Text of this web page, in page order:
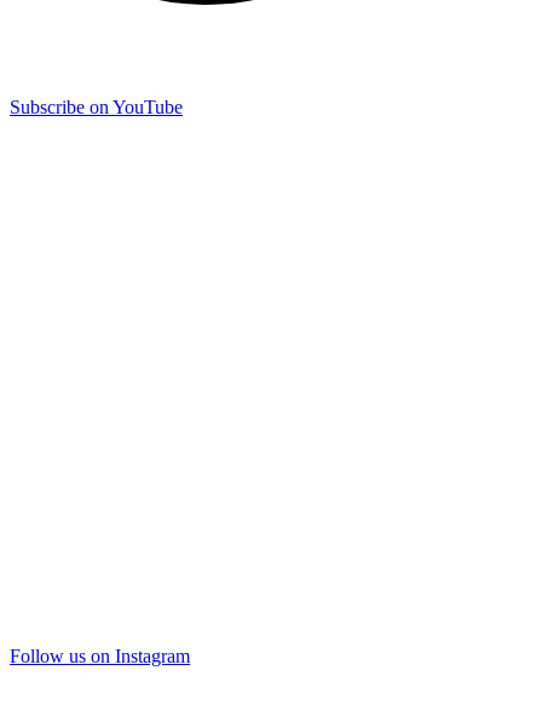
Subscribe on YouTube
Follow us on Instagram